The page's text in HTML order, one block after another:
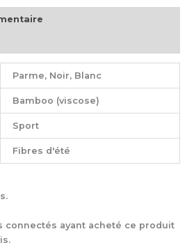
Parme, Noir, Blanc
Bamboo (viscose)
Sport
Fibres d'été
connectés ayant acheté ce produit